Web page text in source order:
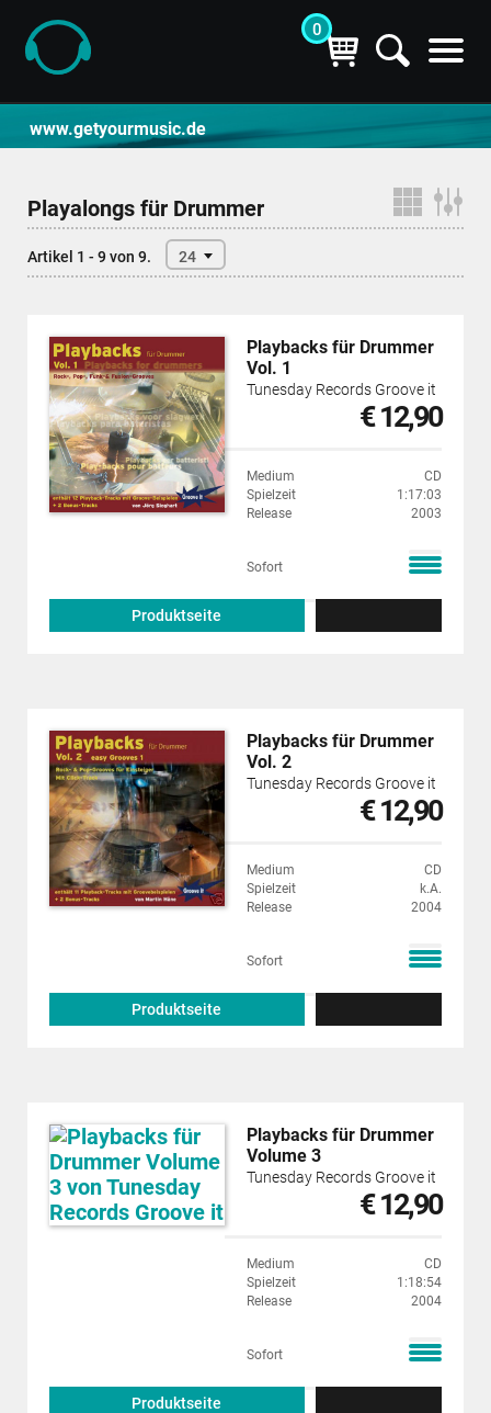
0
www.getyourmusic.de
Playalongs für Drummer
Artikel 1 - 9 von 9. 24
Playbacks für Drummer
Vol. 1
Tunesday Records Groove it
€ 12,90
Medium
CD
Spielzeit
1:17:03
Release
2003
Sofort
Produktseite
Playbacks für Drummer
Vol. 2
Tunesday Records Groove it
€ 12,90
Medium
CD
Spielzeit
k.A.
Release
2004
Sofort
Produktseite
Playbacks für Drummer
Volume 3
Tunesday Records Groove it
€ 12,90
Medium
CD
Spielzeit
1:18:54
Release
2004
Sofort
Produktseite